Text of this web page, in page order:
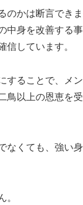
のかは断言でき
中身を改善する
信しています。
することで、メ
鳥以上の恩恵を
なくても、強い
。